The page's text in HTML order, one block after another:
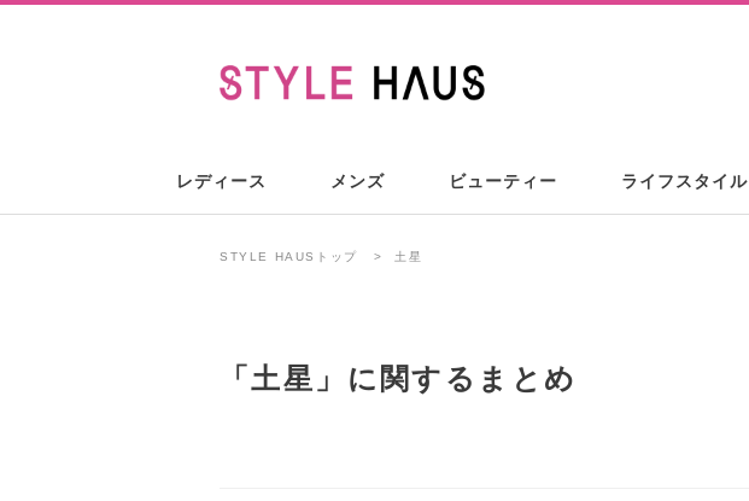
レディース メンズ ビューティー ライフスタイル
STYLE HAUSトップ 土星
「土星 」に関するまとめ